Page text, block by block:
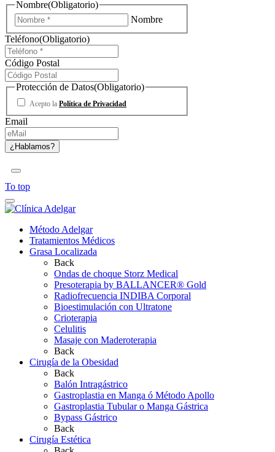
Nombre(Obligatorio)
Nombre
Teléfono(Obligatorio)
Código Postal
Protección de Datos(Obligatorio)
Acepto la Política de Privacidad
Email
To top
Método Adelgar
Tratamientos Médicos
Grasa Localizada
Back
Ondas de choque Storz Medical
Presoterapia by BALLANCER® Gold
Radiofrecuencia INDIBA Corporal
Bioestimulación con Ultratone
Crioterapia
Celulitis
Masaje con Maderoterapia
Back
Cirugía de la Obesidad
Back
Balón Intragástrico
Gastroplastia en Manga ó Método Apollo
Gastroplastia Tubular o Manga Gástrica
Bypass Gástrico
Back
Cirugía Estética